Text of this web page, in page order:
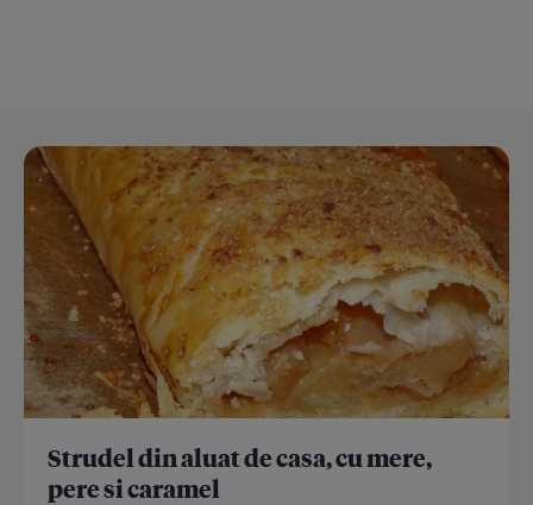
Strudel din aluat de casa, cu mere,
pere si caramel